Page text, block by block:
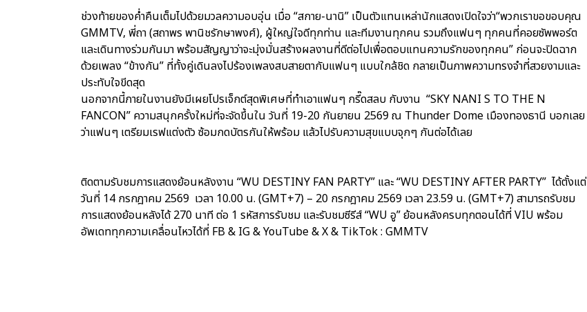
ช่วงท้ายของค่ำคืนเต็มไปด้วยมวลความอบอุ่น เมื่อ “สกาย-นานิ” เป็นตัวแทนเหล่านักแสดงเปิดใจว่า“พวกเราขอขอบคุณ
GMMTV, พี่ถา (สถาพร พานิชรักษาพงศ์), ผู้ใหญ่ใจดีทุกท่าน และทีมงานทุกคน รวมถึงแฟนๆ ทุกคนที่คอยซัพพอร์ต
และเดินทางร่วมกันมา พร้อมสัญญาว่าจะมุ่งมั่นสร้างผลงานที่ดีต่อไปเพื่อตอบแทนความรักของทุกคน” ก่อนจะปิดฉาก
ด้วยเพลง “ข้างกัน” ที่ทั้งคู่เดินลงไปร้องเพลงสบสายตากับแฟนๆ แบบใกล้ชิด กลายเป็นภาพความทรงจำที่สวยงามและ
ประทับใจขีดสุด
นอกจากนี้ภายในงานยังมีเผยโปรเจ็กต์สุดพิเศษที่ทำเอาแฟนๆ กรี๊ดสลบ กับงาน “SKY NANI S TO THE N
FANCON” ความสนุกครั้งใหม่ที่จะจัดขึ้นใน วันที่ 19-20 กันยายน 2569 ณ Thunder Dome เมืองทองธานี บอกเลย
ว่าแฟนๆ เตรียมเรฟแต่งตัว ซ้อมกดบัตรกันให้พร้อม แล้วไปรับความสุขแบบจุกๆ กันต่อได้เลย
ติดตามรับชมการแสดงย้อนหลังงาน “WU DESTINY FAN PARTY” และ “WU DESTINY AFTER PARTY” ได้ตั้งแต่
วันที่ 14 กรกฎาคม 2569 เวลา 10.00 น. (GMT+7) – 20 กรกฎาคม 2569 เวลา 23.59 น. (GMT+7) สามารถรับชม
การแสดงย้อนหลังได้ 270 นาที ต่อ 1 รหัสการรับชม และรับชมซีรีส์ “WU อู” ย้อนหลังครบทุกตอนได้ที่ VIU พร้อม
อัพเดททุกความเคลื่อนไหวได้ที่ FB & IG & YouTube & X & TikTok : GMMTV